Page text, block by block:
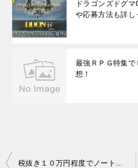
ドラゴンズドグ
や応募方法も詳し
最強ＲＰＧ特集
想！
投
税抜き１０万円程度でノートＰＣを購入する際の候補３機種選んでみました！